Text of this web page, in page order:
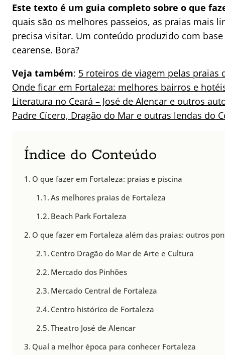
Este texto é um guia completo sobre o que
quais são os melhores passeios, as praias mais
precisa visitar. Um conteúdo produzido com
cearense. Bora?
Veja também: 5 roteiros de viagem pelas praias
Onde ficar em Fortaleza: melhores bairros e
Literatura no Ceará – José de Alencar e outros
Padre Cícero, Dragão do Mar e outras lendas do
Índice do Conteúdo
O que fazer em Fortaleza: praias e piscina
As melhores praias de Fortaleza
Beach Park Fortaleza
O que fazer em Fortaleza além das praias: outros
Centro Dragão do Mar de Arte e Cultura
Mercado dos Pinhões
Mercado Central de Fortaleza
Centro histórico de Fortaleza
Theatro José de Alencar
Qual a melhor época para conhecer Fortaleza